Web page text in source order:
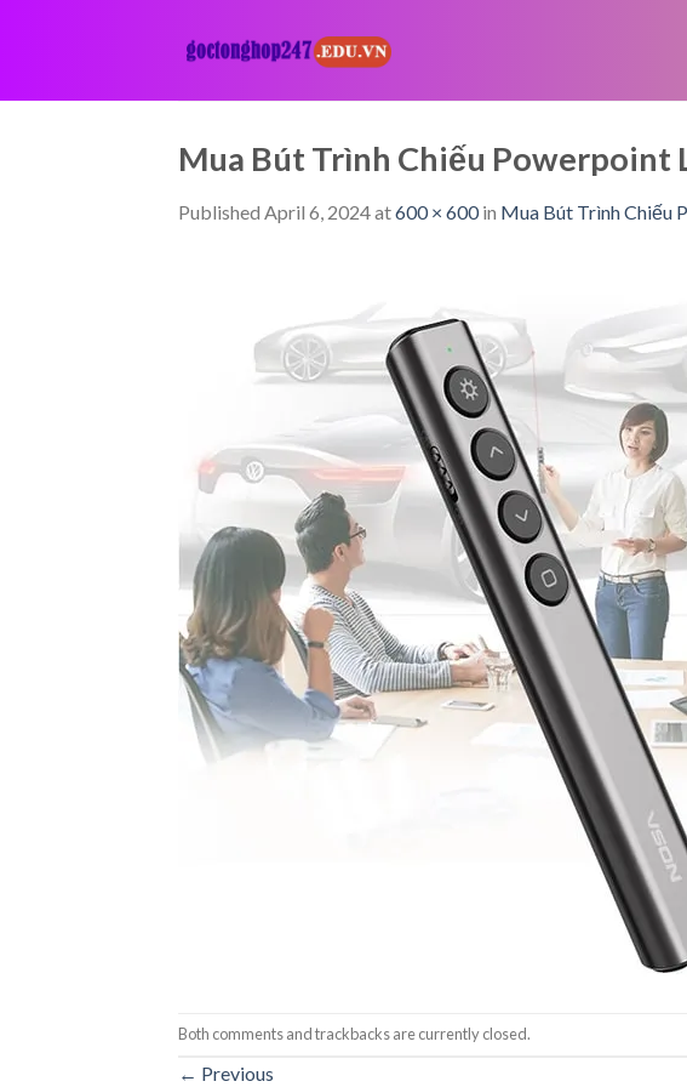
Mua Bút Trình Chiếu Powerpoint
Published April 6, 2024at600 × 600in Mua Bút Trình Chiếu
Both comments and trackbacks are currently closed.
← Previous